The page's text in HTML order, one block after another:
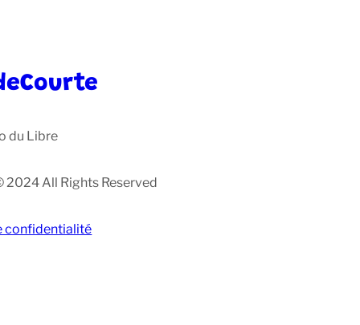
du Libre
2024 All Rights Reserved
confidentialité